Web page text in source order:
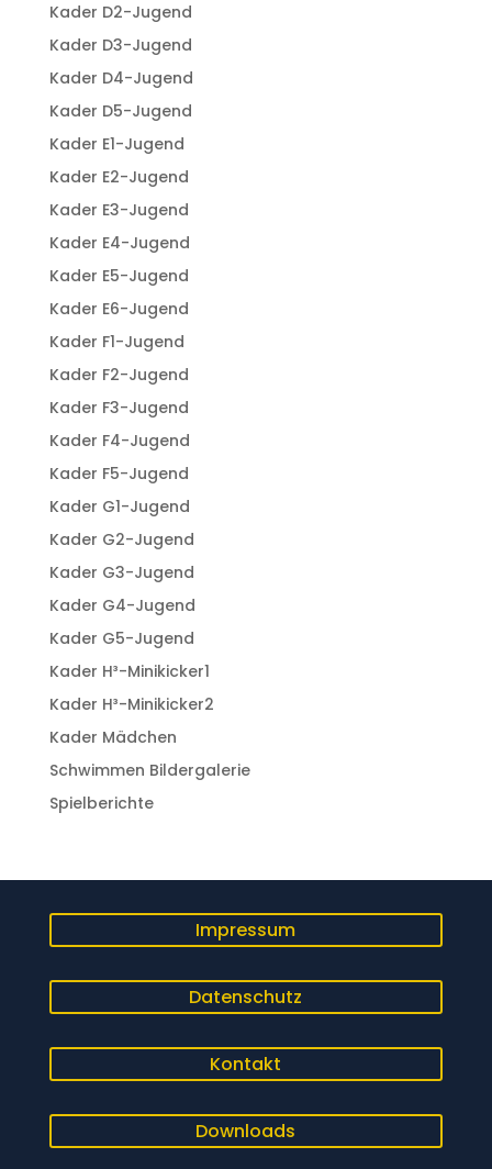
Kader D2-Jugend
Kader D3-Jugend
Kader D4-Jugend
Kader D5-Jugend
Kader E1-Jugend
Kader E2-Jugend
Kader E3-Jugend
Kader E4-Jugend
Kader E5-Jugend
Kader E6-Jugend
Kader F1-Jugend
Kader F2-Jugend
Kader F3-Jugend
Kader F4-Jugend
Kader F5-Jugend
Kader G1-Jugend
Kader G2-Jugend
Kader G3-Jugend
Kader G4-Jugend
Kader G5-Jugend
Kader H³-Minikicker1
Kader H³-Minikicker2
Kader Mädchen
Schwimmen Bildergalerie
Spielberichte
Impressum
Datenschutz
Kontakt
Downloads